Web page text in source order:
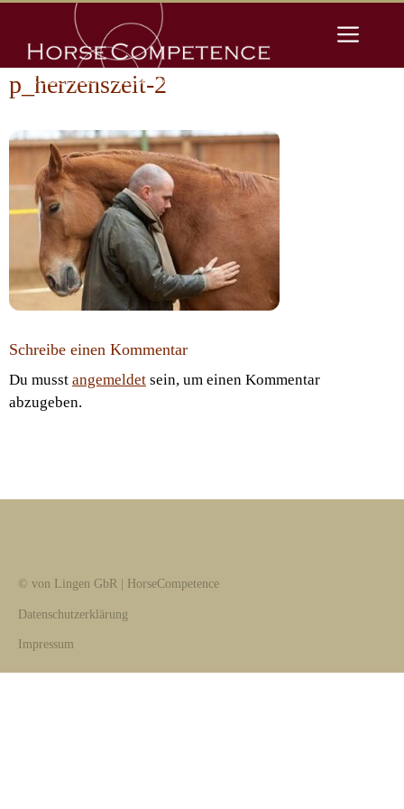
springen
p_herzenszeit-2
Schreibe einen Kommentar
Du musst angemeldet sein, um einen Kommentar
abzugeben.
© von Lingen GbR | HorseCompetence
Datenschutzerklärung
Impressum